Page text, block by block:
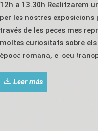
12h a 13.30h Realitzarem
per les nostres exposicions
través de les peces mes
moltes curiositats sobre
època romana, el seu
Leer más